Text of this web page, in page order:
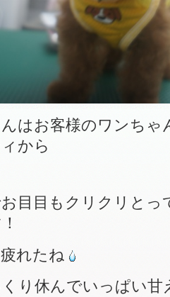
はお客様のワンちゃ
から
目目もクリクリとっ
れたね
り休んでいっぱい甘